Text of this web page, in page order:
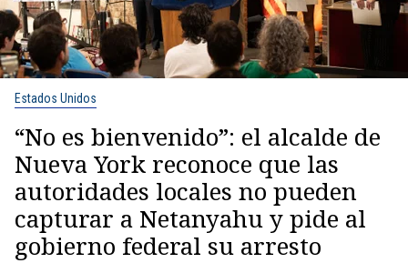
Estados Unidos
“No es bienvenido”: el alcalde de
Nueva York reconoce que las
autoridades locales no pueden
capturar a Netanyahu y pide al
gobierno federal su arresto